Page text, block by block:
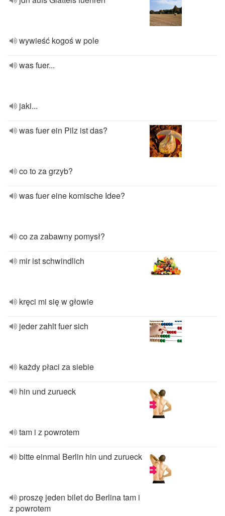
wywieść kogoś w pole
was fuer...
jaki...
was fuer ein Pilz ist das?
co to za grzyb?
was fuer eine komische Idee?
co za zabawny pomysł?
mir ist schwindlich
kręci mi się w głowie
jeder zahlt fuer sich
każdy płaci za siebie
hin und zurueck
tam i z powrotem
bitte einmal Berlin hin und zurueck
proszę jeden bilet do Berlina tam i
z powrotem